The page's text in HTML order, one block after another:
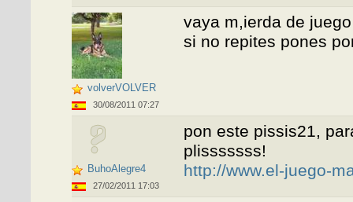
volverVOLVER
30/08/2011 07:27
vaya m,ierda de
si no repites pones
BuhoAlegre4
27/02/2011 17:03
pon este pissis21,
plisssssss!
http://www.el-juego-